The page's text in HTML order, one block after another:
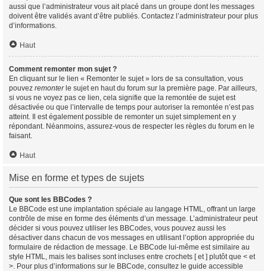
aussi que l’administrateur vous ait placé dans un groupe dont les messages
doivent être validés avant d’être publiés. Contactez l’administrateur pour plus
d’informations.
Haut
Comment remonter mon sujet ?
En cliquant sur le lien « Remonter le sujet » lors de sa consultation, vous
pouvez remonterle sujet en haut du forum sur la première page. Par ailleurs,
si vous ne voyez pas ce lien, cela signifie que la remontée de sujet est
désactivée ou que l’intervalle de temps pour autoriser la remontée n’est pas
atteint. Il est également possible de remonter un sujet simplement en y
répondant. Néanmoins, assurez-vous de respecter les règles du forum en le
faisant.
Haut
Mise en forme et types de sujets
Que sont les BBCodes ?
Le BBCode est une implantation spéciale au langage HTML, offrant un large
contrôle de mise en forme des éléments d’un message. L’administrateur peut
décider si vous pouvez utiliser les BBCodes, vous pouvez aussi les
désactiver dans chacun de vos messages en utilisant l’option appropriée du
formulaire de rédaction de message. Le BBCode lui-même est similaire au
style HTML, mais les balises sont incluses entre crochets [ et ] plutôt que < et
>. Pour plus d’informations sur le BBCode, consultez le guide accessible